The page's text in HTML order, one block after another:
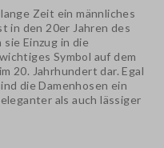
Zeit ein männliches
in den 20er Jahren des
Einzug in die
Symbol auf dem
20. Jahrhundert dar. Egal
die Damenhosen ein
als auch lässiger